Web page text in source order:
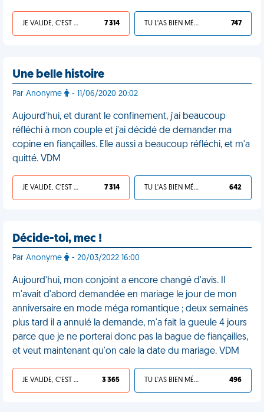
JE VALIDE, C'EST UNE VDM 7 314 TU L'AS BIEN MÉRITÉ 747
Une belle histoire
Par Anonyme - 11/06/2020 20:02
Aujourd'hui, et durant le confinement, j'ai beaucoup
réfléchi à mon couple et j'ai décidé de demander ma
copine en fiançailles. Elle aussi a beaucoup réfléchi, et m'a
quitté. VDM
JE VALIDE, C'EST UNE VDM 7 314 TU L'AS BIEN MÉRITÉ 642
Décide-toi, mec !
Par Anonyme - 20/03/2022 16:00
Aujourd'hui, mon conjoint a encore changé d'avis. Il
m'avait d'abord demandée en mariage le jour de mon
anniversaire en mode méga romantique ; deux semaines
plus tard il a annulé la demande, m'a fait la gueule 4 jours
parce que je ne porterai donc pas la bague de fiançailles,
et veut maintenant qu'on cale la date du mariage. VDM
JE VALIDE, C'EST UNE VDM 3 365 TU L'AS BIEN MÉRITÉ 496